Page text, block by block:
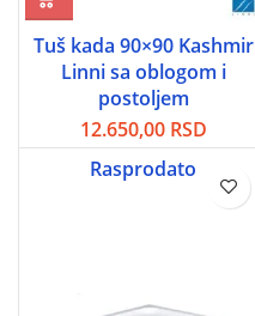
Tuš kada 90×90 Kashmir
Linni sa oblogom i
postoljem
12.650,00 RSD
Rasprodato